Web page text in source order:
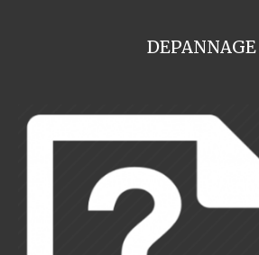
DEPANNAGE